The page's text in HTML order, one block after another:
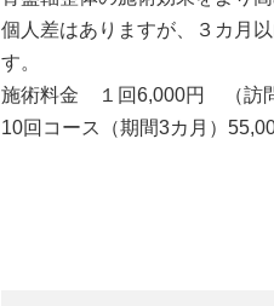
個人差はありますが、３カ月
す。
施術料金 １回6,000円 （訪問
10回コース（期間3カ月）